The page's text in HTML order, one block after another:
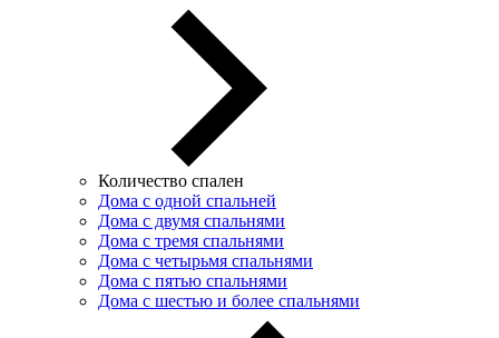
Количество спален
Дома с одной спальней
Дома с двумя спальнями
Дома с тремя спальнями
Дома с четырьмя спальнями
Дома с пятью спальнями
Дома с шестью и более спальнями